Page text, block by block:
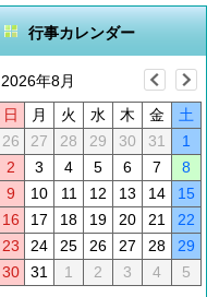
行事カレンダー
2026年8月
日 月 火 水 木 金
土
26
27 28 29 30 31
1
2
3 4 5 6 7
8
9
10 11 12 13 14
15
16
17 18 19 20 21
22
23
24 25 26 27 28
29
30
31 1 2 3 4
5